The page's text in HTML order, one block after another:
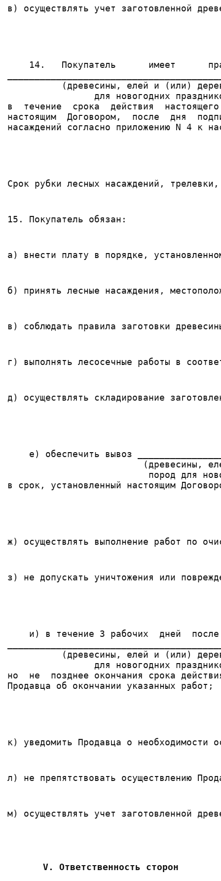
в) осуществлять учет заготовленной
14.   Покупатель      имеет
(древесины, елей и (или)
для новогодних
в  течение  срока  действия
настоящим  Договором,  после  дня
Срок рубки лесных насаждений,
15. Покупатель обязан:
а) внести плату в порядке,
б) принять лесные насаждения,
в) соблюдать правила заготовки
г) выполнять лесосечные работы в
д) осуществлять складирование
е) обеспечить вывоз
(древесины,
пород для
ж) осуществлять выполнение работ по
з) не допускать уничтожения или
и) в течение 3 рабочих  дней
(древесины, елей и (или)
для новогодних
но  не  позднее окончания срока
к) уведомить Продавца о необходимости
л) не препятствовать осуществлению
м) осуществлять учет заготовленной
V. Ответственность сторон